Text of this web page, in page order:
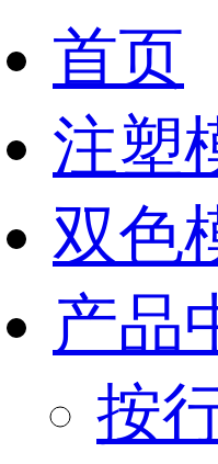
首页
注塑
双色
产品
按